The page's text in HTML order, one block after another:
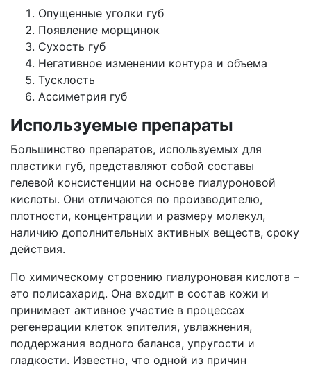
Опущенные уголки губ
Появление морщинок
Сухость губ
Негативное изменении контура и объема
Тусклость
Ассиметрия губ
Используемые препараты
Большинство препаратов, используемых для
пластики губ, представляют собой составы
гелевой консистенции на основе гиалуроновой
кислоты. Они отличаются по производителю,
плотности, концентрации и размеру молекул,
наличию дополнительных активных веществ, сроку
действия.
По химическому строению гиалуроновая кислота –
это полисахарид. Она входит в состав кожи и
принимает активное участие в процессах
регенерации клеток эпителия, увлажнения,
поддержания водного баланса, упругости и
гладкости. Известно, что одной из причин